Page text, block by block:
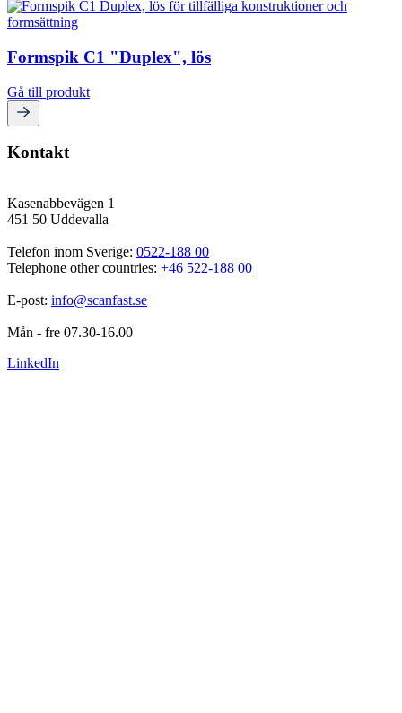
Formspik C1 "Duplex", lös
Gå till produkt
Kontakt
Kasenabbevägen 1
451 50 Uddevalla
Telefon inom Sverige: 0522-188 00
Telephone other countries: +46 522-188 00
E-post: info@scanfast.se
Mån - fre 07.30-16.00
LinkedIn